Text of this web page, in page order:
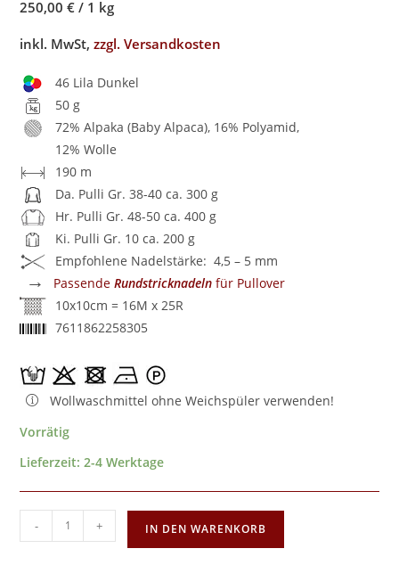
250,00 € / 1 kg
inkl. MwSt,zzgl. Versandkosten
46 Lila Dunkel
50 g
72% Alpaka (Baby Alpaca), 16% Polyamid,
12% Wolle
190 m
Da. Pulli Gr. 38-40 ca. 300 g
Hr. Pulli Gr. 48-50 ca. 400 g
Ki. Pulli Gr. 10 ca. 200 g
Empfohlene Nadelstärke: 4,5 – 5 mm
→ PassendeRundstricknadeln für Pullover
10x10cm = 16M x 25R
7611862258305
Wollwaschmittel ohne Weichspüler verwenden!
Vorrätig
Lieferzeit:2-4 Werktage
- + IN DEN WARENKORB